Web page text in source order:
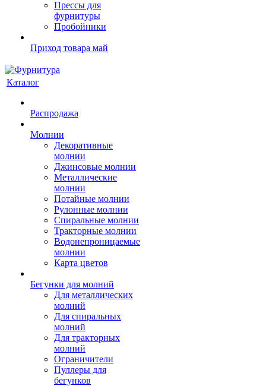
Прессы для
фурнитуры
Пробойники
Приход товара май
Каталог
Распродажа
Молнии
Декоративные
молнии
Джинсовые молнии
Металлические
молнии
Потайные молнии
Рулонные молнии
Спиральные молнии
Тракторные молнии
Водонепроницаемые
молнии
Карта цветов
Бегунки для молний
Для металлических
молний
Для спиральных
молний
Для тракторных
молний
Ограничители
Пуллеры для
бегунков